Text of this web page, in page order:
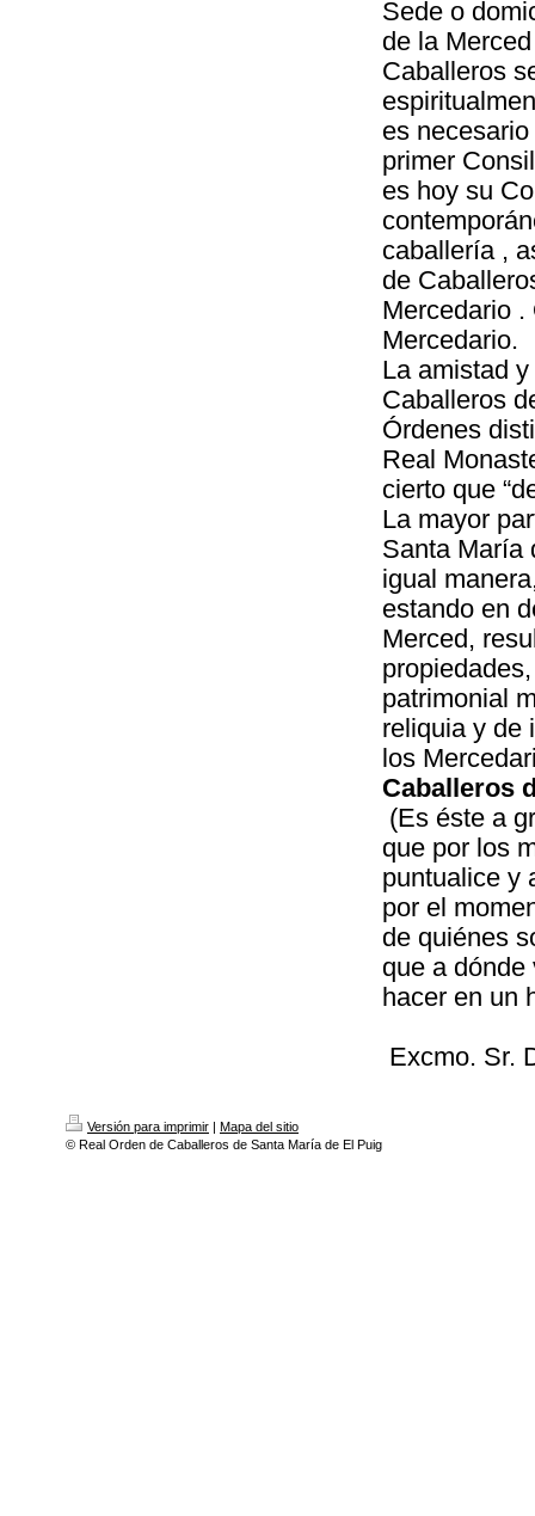
Sede o
de la
Caballeros
es
primer
es hoy su
caballería ,
de
Mercedario
Mercedario.
La amistad
Caballeros
Órdenes
Real
cierto que
La mayor
Santa María
igual
estando en
Merced,
patrimonial
reliquia y de
los
Caballeros
(Es éste a
que por los
puntualice y
por el
de quiénes
que a
hacer en un
Excmo. Sr.
Versión para imprimir | Mapa del sitio
© Real Orden de Caballeros de Santa María de El Puig